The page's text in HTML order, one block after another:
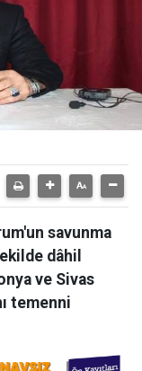
savunma
dâhil
ve Sivas
temenni